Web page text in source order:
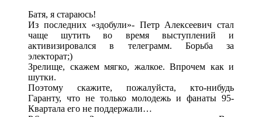
Батя, я стараюсь!
Из последних «здобули»- Петр Алексеевич стал
чаще шутить во время выступлений и
активизировался в телеграмм. Борьба за
электорат;)
Зрелище, скажем мягко, жалкое. Впрочем как и
шутки.
Поэтому скажите, пожалуйста, кто-нибудь
Гаранту, что не только молодежь и фанаты 95-
Квартала его не поддержали…